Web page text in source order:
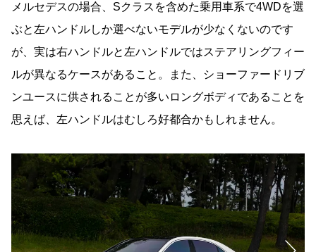
メルセデスの場合、Sクラスを含めた乗用車系で4WDを選
ぶと左ハンドルしか選べないモデルが少なくないのです
が、実は右ハンドルと左ハンドルではステアリングフィー
ルが異なるケースがあること。また、ショーファードリブ
ンユースに供されることが多いロングボディであることを
思えば、左ハンドルはむしろ好都合かもしれません。